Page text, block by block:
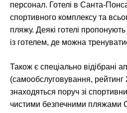
персонал. Готелі в Санта-
спортивного комплексу та
пляжу. Деякі готелі
із готелем, де можна
Також є спеціально відібрані
(самообслуговування, рейтинг
знаходяться поруч зі
чистими безпечними пляжами